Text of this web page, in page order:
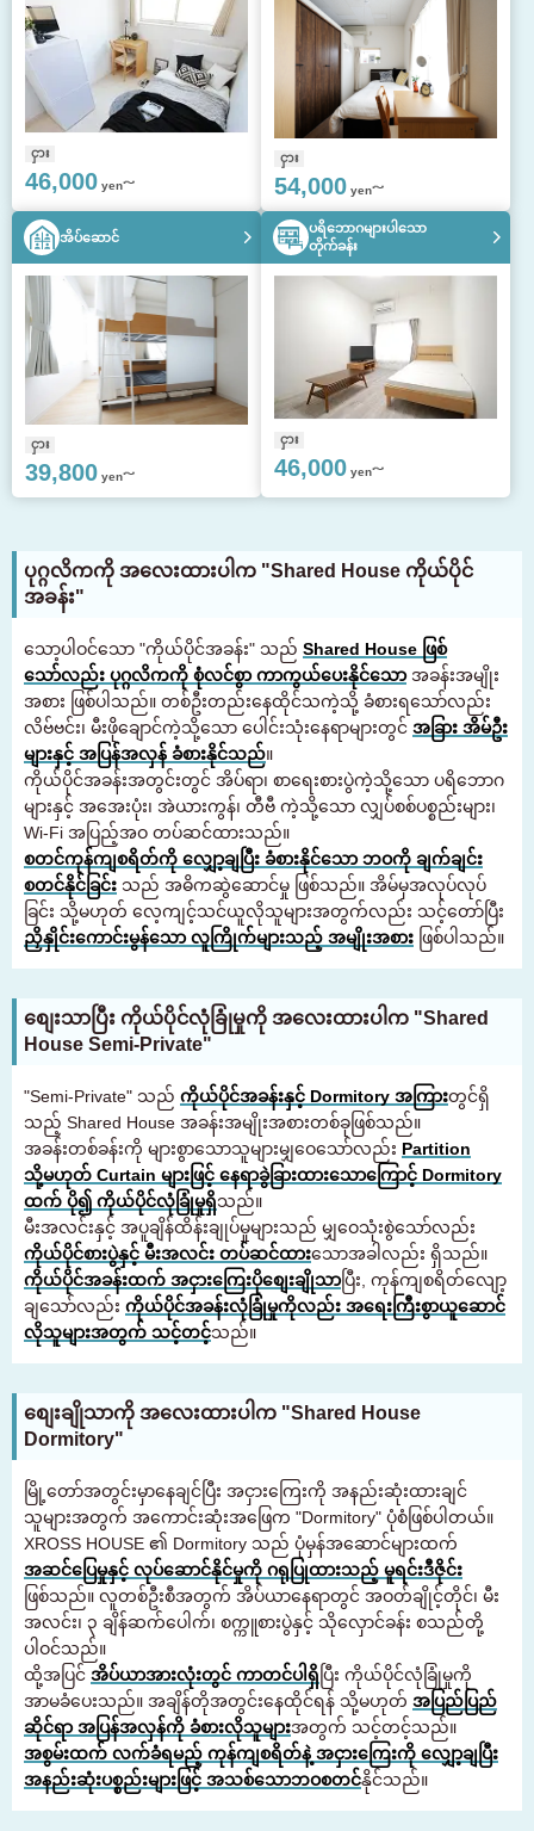
ငှား
46,000 yen～
ငှား
54,000 yen～
အိပ်ဆောင်
ငှား
39,800 yen～
ပရိဘောဂများပါသော
တိုက်ခန်း
ငှား
46,000 yen～
ပုဂ္ဂလိကကို အလေးထားပါက "Shared House ကိုယ်ပိုင်
အခန်း"
သော့ပါဝင်သော "ကိုယ်ပိုင်အခန်း" သည် Shared House ဖြစ်
သော်လည်း ပုဂ္ဂလိကကို စုံလင်စွာ ကာကွယ်ပေးနိုင်သောအခန်းအမျိုး
အစား ဖြစ်ပါသည်။ တစ်ဦးတည်းနေထိုင်သကဲ့သို့ ခံစားရသော်လည်း
လိဗ်ဗင်း၊ မီးဖိုချောင်ကဲ့သို့သော ပေါင်းသုံးနေရာများတွင် အခြား အိမ်ဦး
များနှင့် အပြန်အလှန် ခံစားနိုင်သည်။
ကိုယ်ပိုင်အခန်းအတွင်းတွင် အိပ်ရာ၊ စာရေးစားပွဲကဲ့သို့သော ပရိဘောဂ
များနှင့် အအေးပုံး၊ အဲယားကွန်၊ တီဗီ ကဲ့သို့သော လျှပ်စစ်ပစ္စည်းများ၊
Wi-Fi အပြည့်အဝ တပ်ဆင်ထားသည်။
စတင်ကုန်ကျစရိတ်ကို လျှော့ချပြီး ခံစားနိုင်သော ဘဝကို ချက်ချင်း
စတင်နိုင်ခြင်း သည် အဓိကဆွဲဆောင်မှု ဖြစ်သည်။ အိမ်မှအလုပ်လုပ်
ခြင်း သို့မဟုတ် လေ့ကျင့်သင်ယူလိုသူများအတွက်လည်း သင့်တော်ပြီး
ညှိနှိုင်းကောင်းမွန်သော လူကြိုက်များသည့် အမျိုးအစား ဖြစ်ပါသည်။
စျေးသာပြီး ကိုယ်ပိုင်လုံခြုံမှုကို အလေးထားပါက "Shared
House Semi-Private"
"Semi-Private" သည် ကိုယ်ပိုင်အခန်းနှင့် Dormitory အကြားတွင်ရှိ
သည့် Shared House အခန်းအမျိုးအစားတစ်ခုဖြစ်သည်။
အခန်းတစ်ခန်းကို များစွာသောသူများမျှဝေသော်လည်း Partition
သို့မဟုတ် Curtain များဖြင့် နေရာခွဲခြားထားသောကြောင့် Dormitory
ထက် ပို၍ ကိုယ်ပိုင်လုံခြုံမှုရှိသည်။
မီးအလင်းနှင့် အပူချိန်ထိန်းချုပ်မှုများသည် မျှဝေသုံးစွဲသော်လည်း
ကိုယ်ပိုင်စားပွဲနှင့် မီးအလင်း တပ်ဆင်ထားသောအခါလည်း ရှိသည်။
ကိုယ်ပိုင်အခန်းထက် အငှားကြေးပိုစျေးချိုသာပြီး, ကုန်ကျစရိတ်လျော့
ချသော်လည်း ကိုယ်ပိုင်အခန်းလုံခြုံမှုကိုလည်း အရေးကြီးစွာယူဆောင်
လိုသူများအတွက် သင့်တင့်သည်။
စျေးချိုသာကို အလေးထားပါက "Shared House
Dormitory"
မြို့တော်အတွင်းမှာနေချင်ပြီး အငှားကြေးကို အနည်းဆုံးထားချင်
သူများအတွက် အကောင်းဆုံးအဖြေက "Dormitory" ပုံစံဖြစ်ပါတယ်။
XROSS HOUSE ၏ Dormitory သည် ပုံမှန်အဆောင်များထက်
အဆင်ပြေမှုနှင့် လုပ်ဆောင်နိုင်မှုကို ဂရုပြုထားသည့် မူရင်းဒီဇိုင်း
ဖြစ်သည်။ လူတစ်ဦးစီအတွက် အိပ်ယာနေရာတွင် အဝတ်ချိုင့်တိုင်၊ မီး
အလင်း၊ ၃ ချိန်ဆက်ပေါက်၊ စက္ကူစားပွဲနှင့် သိုလှောင်ခန်း စသည်တို့
ပါဝင်သည်။
ထို့အပြင် အိပ်ယာအားလုံးတွင် ကာတင်ပါရှိ ပြီး ကိုယ်ပိုင်လုံခြုံမှုကို
အာမခံပေးသည်။ အချိန်တိုအတွင်းနေထိုင်ရန် သို့မဟုတ် အပြည်ပြည်
ဆိုင်ရာ အပြန်အလှန်ကို ခံစားလိုသူများအတွက် သင့်တင့်သည်။
အစွမ်းထက် လက်ခံရမည့် ကုန်ကျစရိတ်နဲ့ အငှားကြေးကို လျှော့ချပြီး
အနည်းဆုံးပစ္စည်းများဖြင့် အသစ်သောဘဝစတင်နိုင်သည်။
အခန်းရှာနေသူများအတွက်
03-6712-4346